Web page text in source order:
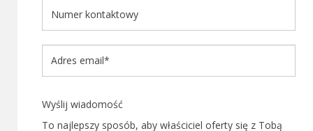
Wyślij wiadomość
To najlepszy sposób, aby właściciel oferty się z Tobą